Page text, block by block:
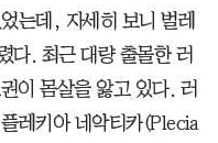
는데, 자세히 보니 벌레
다. 최근 대량 출몰한 러
이 몸살을 앓고 있다. 러
레키아 네악티카(Plecia